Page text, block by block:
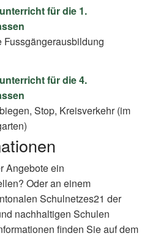
für die 1.
Fussgängerausbildung
für die 4.
Stop, Kreisverkehr (im
Angebote ein
Oder an einem
Schulnetzes21 der
nachhaltigen Schulen
finden Sie auf dem